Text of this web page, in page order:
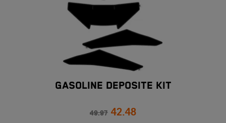
GASOLINE DEPOSITE KIT
49.97 42.48